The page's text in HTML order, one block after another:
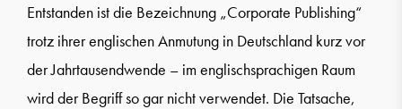
Entstanden ist die Bezeichnung „Corporate Publishing“
trotz ihrer englischen Anmutung in Deutschland kurz vor
der Jahrtausendwende – im englischsprachigen Raum
wird der Begriff so gar nicht verwendet. Die Tatsache,